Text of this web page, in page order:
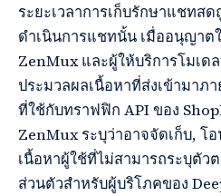
ระยะเวลาการเก็บรักษาแชทส
ดำเนินการแชทนั้น เมื่ออนุญา
ZenMux และผู้ให้บริการโมเด
ประมวลผลเนื้อหาที่ส่งเข้ามาภ
ที่ใช้กับทราฟฟิก API ของ
ZenMux ระบุว่าอาจจัดเก็บ, โ
เนื้อหาผู้ใช้ที่ไม่สามารถระบุตัว
ส่วนตัวสำหรับผู้บริโภคของ